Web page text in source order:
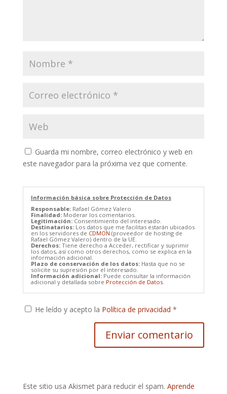
Guarda mi nombre, correo electrónico y web en
este navegador para la próxima vez que comente.
Información básica sobre Protección de Datos
Responsable:Rafael Gómez Valero
Finalidad:Moderar los comentarios.
Legitimación:Consentimiento del interesado.
Destinatarios:Los datos que me facilitas estarán ubicados
en los servidores de CDMON (proveedor de hosting de
Rafael Gómez Valero) dentro de la UE.
Derechos:Tiene derecho a Acceder, rectificar y suprimir
los datos, así como otros derechos, como se explica en la
información adicional.
Plazo de conservación de los datos:Hasta que no se
solicite su supresión por el interesado.
Información adicional:Puede consultar la información
adicional y detallada sobre Protección de Datos.
He leído y acepto la Política de privacidad *
Este sitio usa Akismet para reducir el spam. Aprende